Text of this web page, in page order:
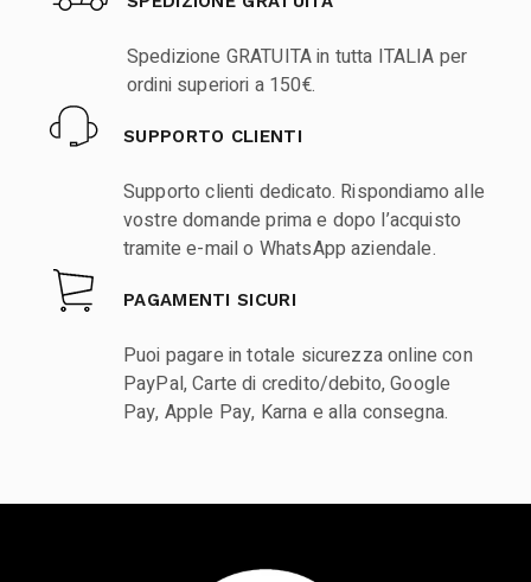
Spedizione GRATUITA in tutta ITALIA per
ordini superiori a 150€.
SUPPORTO CLIENTI
Supporto clienti dedicato. Rispondiamo alle
vostre domande prima e dopo l’acquisto
tramite e-mail o WhatsApp aziendale.
PAGAMENTI SICURI
Puoi pagare in totale sicurezza online con
PayPal, Carte di credito/debito, Google
Pay, Apple Pay, Karna e alla consegna.